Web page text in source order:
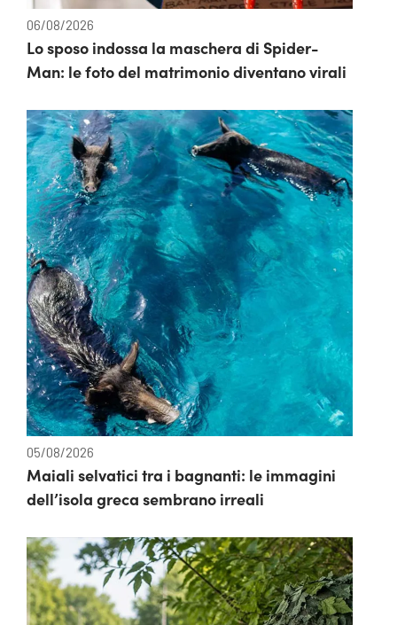
06/08/2026
Lo sposo indossa la maschera di Spider-
Man: le foto del matrimonio diventano virali
05/08/2026
Maiali selvatici tra i bagnanti: le immagini
dell’isola greca sembrano irreali